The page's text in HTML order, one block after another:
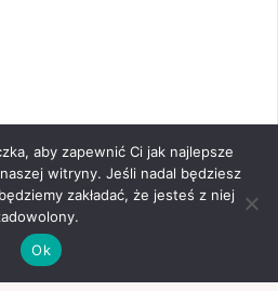
aby zapewnić Ci jak najlepsze
witryny. Jeśli nadal będziesz
zakładać, że jesteś z niej
Ok